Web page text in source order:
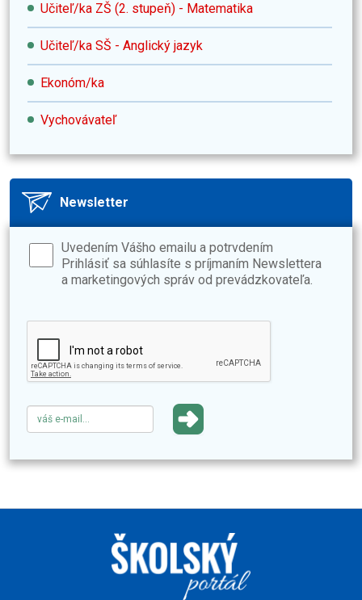
Učiteľ/ka ZŠ (2. stupeň) - Matematika
Učiteľ/ka SŠ - Anglický jazyk
Ekonóm/ka
Vychovávateľ
Newsletter
Uvedením Vášho emailu a potrvdením
Prihlásiť sa súhlasíte s príjmaním Newslettera
a marketingových správ od prevádzkovateľa.